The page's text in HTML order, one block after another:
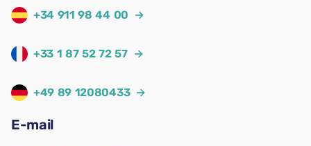
+34 911 98 44 00 →
+33 1 87 52 72 57 →
+49 89 12080433 →
E-mail